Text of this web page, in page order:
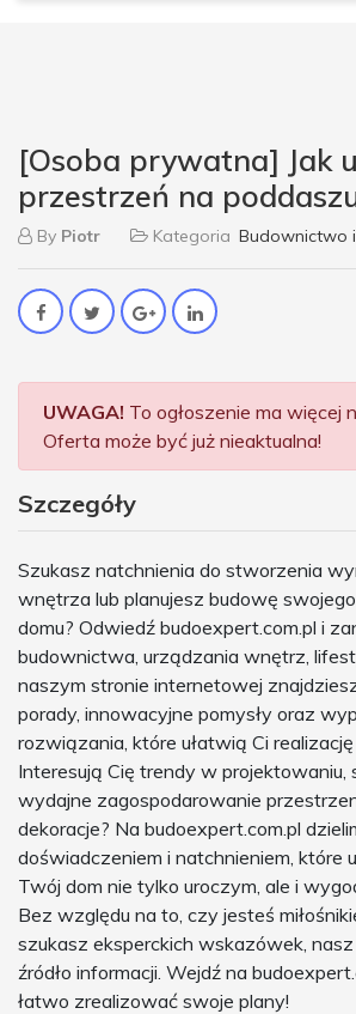
[Osoba prywatna] Jak
przestrzeń na
By Piotr Kategoria Budownictwo
UWAGA! To ogłoszenie ma więcej
Oferta może być już nieaktualna!
Szczegóły
Szukasz natchnienia do stworzenia
wnętrza lub planujesz budowę
domu? Odwiedź budoexpert.com.pl i
budownictwa, urządzania wnętrz,
naszym stronie internetowej
porady, innowacyjne pomysły oraz
rozwiązania, które ułatwią Ci
Interesują Cię trendy w projektowaniu,
wydajne zagospodarowanie
dekoracje? Na budoexpert.com.pl
doświadczeniem i natchnieniem, które
Twój dom nie tylko uroczym, ale i
Bez względu na to, czy jesteś
szukasz eksperckich wskazówek,
źródło informacji. Wejdź na
łatwo zrealizować swoje plany!